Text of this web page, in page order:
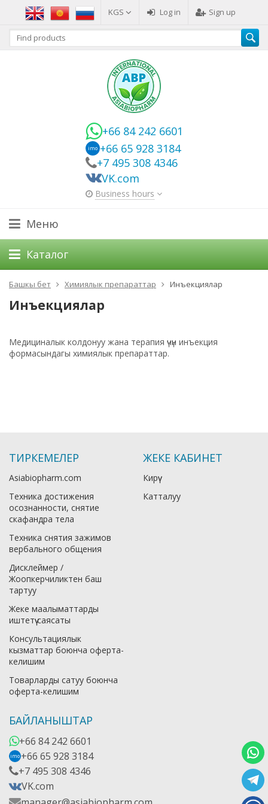
KGS Log in Sign up
+66 84 242 6601
imo +66 65 928 3184
+7 495 308 4346
VK.com
Business hours
Меню
Каталог
Башкы бет Химиялык препараттар Инъекциялар
Инъекциялар
Медициналык колдонуу жана терапия үчүн инъекция
формасындагы химиялык препараттар.
ТИРКЕМЕЛЕР
Asiabiopharm.com
Техника достижения
осознанности, снятие
скафандра тела
Техника снятия зажимов
вербального общения
Дисклеймер /
Жоопкерчиликтен баш
тартуу
Жеке маалыматтарды
иштетүү саясаты
Консультациялык
кызматтар боюнча оферта-
келишим
Товарларды сатуу боюнча
оферта-келишим
ЖЕКЕ КАБИНЕТ
Кирүү
Катталуу
БАЙЛАНЫШТАР
+66 84 242 6601
imo +66 65 928 3184
+7 495 308 4346
VK.com